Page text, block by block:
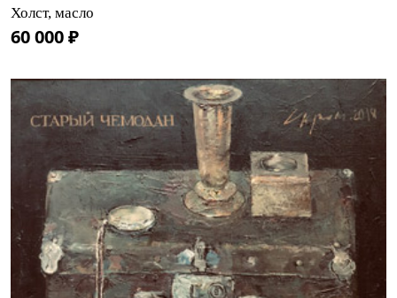
Холст, масло
60 000 ₽